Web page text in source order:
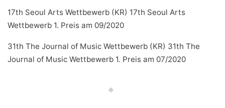
17th Seoul Arts Wettbewerb (KR) 17th Seoul Arts
Wettbewerb 1. Preis am 09/2020
31th The Journal of Music Wettbewerb (KR) 31th The
Journal of Music Wettbewerb 1. Preis am 07/2020